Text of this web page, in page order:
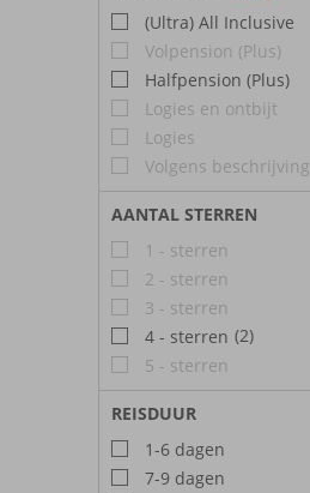
(Ultra) All Inclusive
Volpension (Plus)
Halfpension (Plus)
Logies en ontbijt
Logies
Volgens beschrijving
AANTAL STERREN
1 - sterren
2 - sterren
3 - sterren
4 - sterren (2)
5 - sterren
REISDUUR
1-6 dagen
7-9 dagen